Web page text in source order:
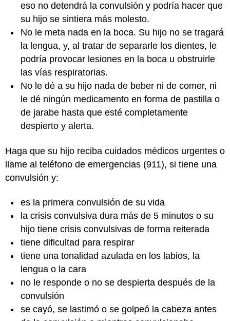
eso no detendrá la convulsión y podría hacer que
su hijo se sintiera más molesto.
No le meta nada en la boca. Su hijo no se tragará
la lengua, y, al tratar de separarle los dientes, le
podría provocar lesiones en la boca u obstruirle
las vías respiratorias.
No le dé a su hijo nada de beber ni de comer, ni
le dé ningún medicamento en forma de pastilla o
de jarabe hasta que esté completamente
despierto y alerta.
Haga que su hijo reciba cuidados médicos urgentes o
llame al teléfono de emergencias (911), si tiene una
convulsión y:
es la primera convulsión de su vida
la crisis convulsiva dura más de 5 minutos o su
hijo tiene crisis convulsivas de forma reiterada
tiene dificultad para respirar
tiene una tonalidad azulada en los labios, la
lengua o la cara
no le responde o no se despierta después de la
convulsión
se cayó, se lastimó o se golpeó la cabeza antes